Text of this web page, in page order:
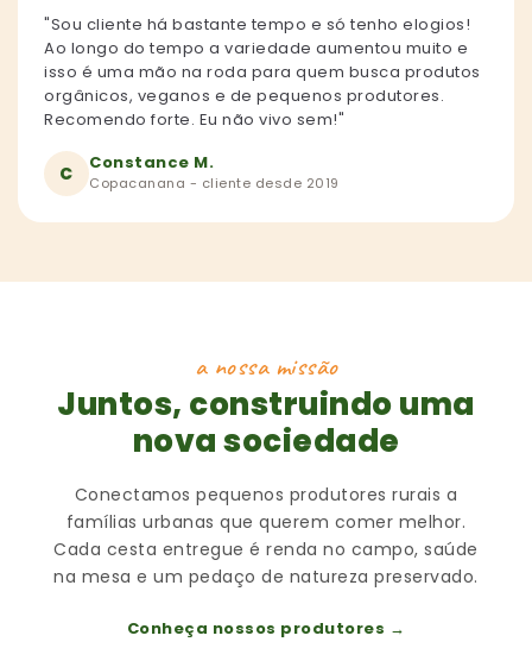
"Sou cliente há bastante tempo e só tenho elogios!
Ao longo do tempo a variedade aumentou muito e
isso é uma mão na roda para quem busca produtos
orgânicos, veganos e de pequenos produtores.
Recomendo forte. Eu não vivo sem!"
C Constance M.
Copacanana - cliente desde 2019
a nossa missão
Juntos, construindo uma
nova sociedade
Conectamos pequenos produtores rurais a
famílias urbanas que querem comer melhor.
Cada cesta entregue é renda no campo, saúde
na mesa e um pedaço de natureza preservado.
Conheça nossos produtores →